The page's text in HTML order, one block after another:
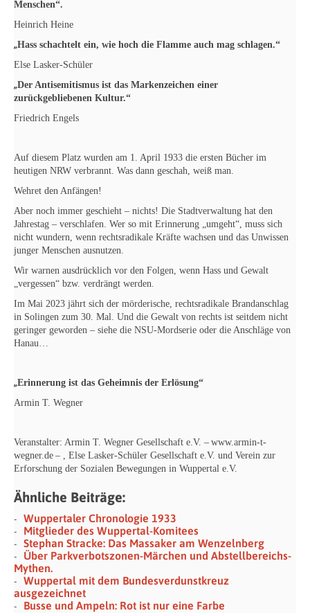
Menschen“.
Heinrich Heine
„Hass schachtelt ein, wie hoch die Flamme auch mag schlagen.“
Else Lasker-Schüler
„Der Antisemitismus ist das Markenzeichen einer
zurückgebliebenen Kultur.“
Friedrich Engels
Auf diesem Platz wurden am 1. April 1933 die ersten Bücher im
heutigen NRW verbrannt. Was dann geschah, weiß man.
Wehret den Anfängen!
Aber noch immer geschieht – nichts! Die Stadtverwaltung hat den
Jahrestag – verschlafen. Wer so mit Erinnerung „umgeht“, muss sich
nicht wundern, wenn rechtsradikale Kräfte wachsen und das Unwissen
junger Menschen ausnutzen.
Wir warnen ausdrücklich vor den Folgen, wenn Hass und Gewalt
„vergessen“ bzw. verdrängt werden.
Im Mai 2023 jährt sich der mörderische, rechtsradikale Brandanschlag
in Solingen zum 30. Mal. Und die Gewalt von rechts ist seitdem nicht
geringer geworden – siehe die NSU-Mordserie oder die Anschläge von
Hanau…
„Erinnerung ist das Geheimnis der Erlösung“
Armin T. Wegner
Veranstalter: Armin T. Wegner Gesellschaft e.V. – www.armin-t-
wegner.de – , Else Lasker-Schüler Gesellschaft e.V. und Verein zur
Erforschung der Sozialen Bewegungen in Wuppertal e.V.
Ähnliche Beiträge:
Wuppertaler Chronologie 1933
Mitglieder des Wuppertal-Komitees
Stephan Stracke: Das Massaker am Wenzelnberg
Über Parkverbotszonen-Märchen und Abstellbereichs-
Mythen.
Wuppertal mit dem Bundesverdunstkreuz
ausgezeichnet
Busse und Ampeln: Rot ist nur eine Farbe